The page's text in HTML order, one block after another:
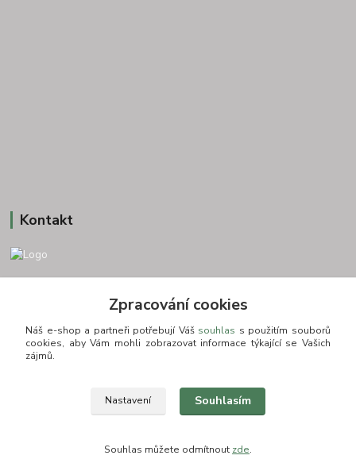
Kontakt
+420 775693830
Otevírací doba: PO-PÁ: 9:00-16:00 NUTNÁ REZERVACE
info@zkusnositko.cz
© Copyright 2015-2026 ZkusNositko.cz
Zpracování cookies
Náš e-shop a partneři potřebují Váš souhlas s použitím souborů
cookies, aby Vám mohli zobrazovat informace týkající se Vašich
zájmů.
Nastavení Souhlasím
Souhlas můžete odmítnout zde.